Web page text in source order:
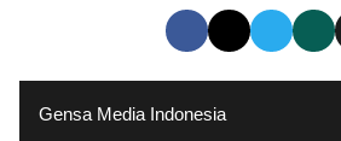
Gensa Media Indonesia